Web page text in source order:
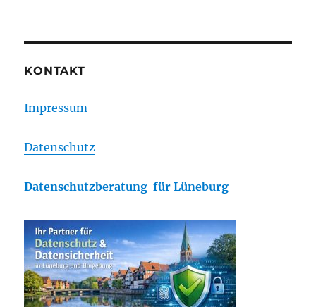
KONTAKT
Impressum
Datenschutz
Datenschutzberatung für Lüneburg